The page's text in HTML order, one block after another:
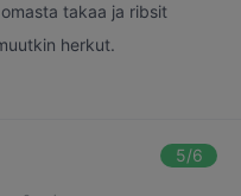
takaa ja ribsit
herkut.
5/6